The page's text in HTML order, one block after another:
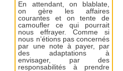
En attendant, on blablate,
on gère les affaires
courantes et on tente de
camoufler ce qui pourrait
nous effrayer. Comme si
nous n’étions pas concernés
par une note à payer, par
des adaptations à
envisager, par des
responsabilités à prendre